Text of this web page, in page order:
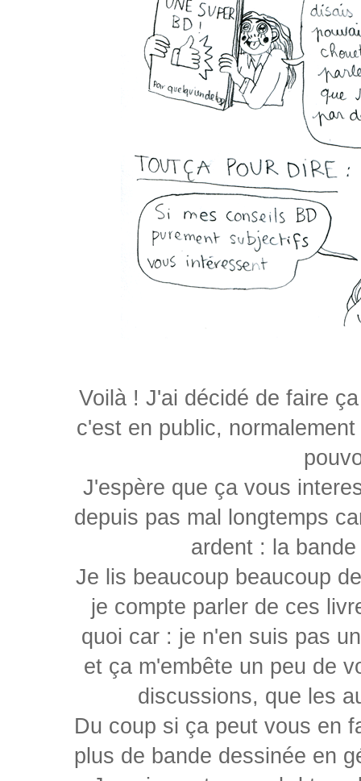
Voilà ! J'ai décidé de faire
c'est en public,
J'espère que ça vous
depuis pas mal longtemps
ardent : la
Je lis beaucoup beaucoup
je compte parler de ces
quoi car : je n'en suis pas
et ça m'embête un peu de
discussions, que les
Du coup si ça peut vous en
plus de bande dessinée en